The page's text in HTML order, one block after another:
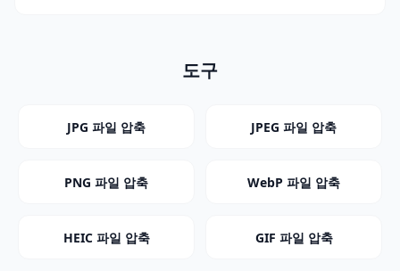
도구
JPG 파일 압축 JPEG 파일 압축
PNG 파일 압축 WebP 파일 압축
HEIC 파일 압축 GIF 파일 압축